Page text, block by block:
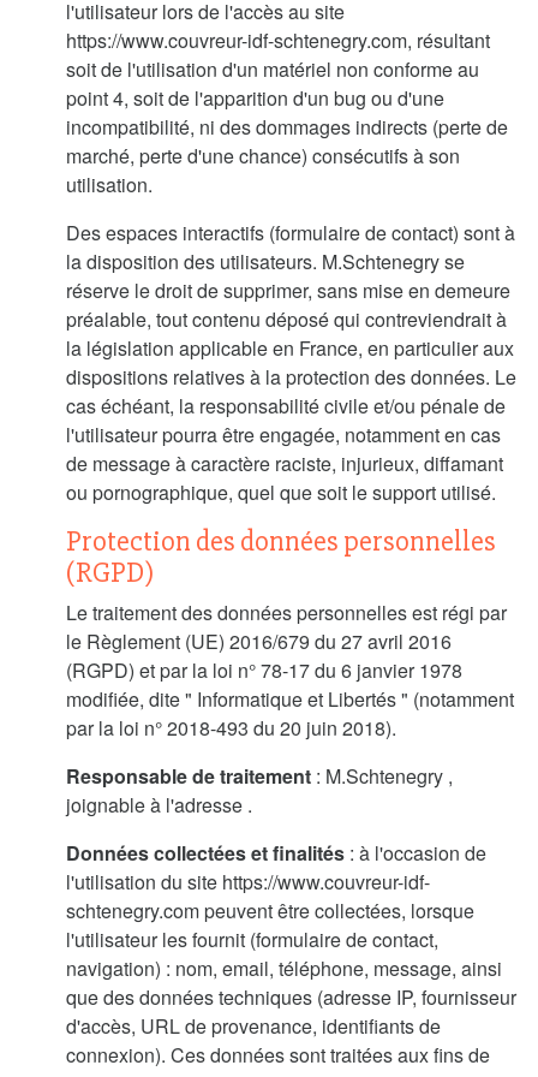
l'utilisateur lors de l'accès au site
https://www.couvreur-idf-schtenegry.com, résultant
soit de l'utilisation d'un matériel non conforme au
point 4, soit de l'apparition d'un bug ou d'une
incompatibilité, ni des dommages indirects (perte de
marché, perte d'une chance) consécutifs à son
utilisation.
Des espaces interactifs (formulaire de contact) sont à
la disposition des utilisateurs. M.Schtenegry se
réserve le droit de supprimer, sans mise en demeure
préalable, tout contenu déposé qui contreviendrait à
la législation applicable en France, en particulier aux
dispositions relatives à la protection des données. Le
cas échéant, la responsabilité civile et/ou pénale de
l'utilisateur pourra être engagée, notamment en cas
de message à caractère raciste, injurieux, diffamant
ou pornographique, quel que soit le support utilisé.
Protection des données personnelles
(RGPD)
Le traitement des données personnelles est régi par
le Règlement (UE) 2016/679 du 27 avril 2016
(RGPD) et par la loi n° 78-17 du 6 janvier 1978
modifiée, dite " Informatique et Libertés " (notamment
par la loi n° 2018-493 du 20 juin 2018).
Responsable de traitement : M.Schtenegry ,
joignable à l'adresse .
Données collectées et finalités : à l'occasion de
l'utilisation du site https://www.couvreur-idf-
schtenegry.com peuvent être collectées, lorsque
l'utilisateur les fournit (formulaire de contact,
navigation) : nom, email, téléphone, message, ainsi
que des données techniques (adresse IP, fournisseur
d'accès, URL de provenance, identifiants de
connexion). Ces données sont traitées aux fins de